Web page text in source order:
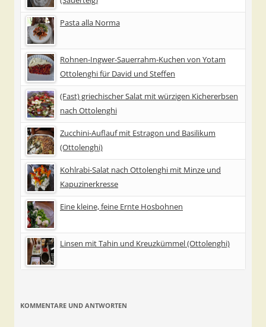
Pasta alla Norma
Rohnen-Ingwer-Sauerrahm-Kuchen von Yotam
Ottolenghi für David und Steffen
(Fast) griechischer Salat mit würzigen Kichererbsen
nach Ottolenghi
Zucchini-Auflauf mit Estragon und Basilikum
(Ottolenghi)
Kohlrabi-Salat nach Ottolenghi mit Minze und
Kapuzinerkresse
Eine kleine, feine Ernte Hosbohnen
Linsen mit Tahin und Kreuzkümmel (Ottolenghi)
KOMMENTARE UND ANTWORTEN